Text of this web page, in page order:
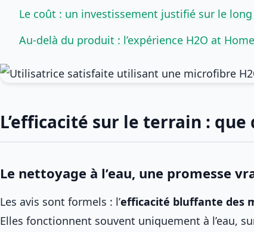
Le coût : un investissement justifié sur le
Au-delà du produit : l’expérience H2O at
L’efficacité sur le terrain :
Le nettoyage à l’eau, une promesse
Les avis sont formels : l’efficacité bluffante des
Elles fonctionnent souvent uniquement à l’eau,